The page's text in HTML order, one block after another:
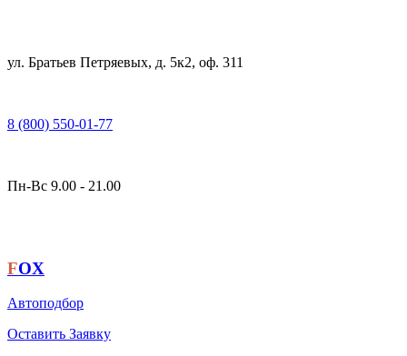
ул. Братьев Петряевых, д. 5к2, оф. 311
8 (800) 550-01-77
Пн-Вс 9.00 - 21.00
FOX
Автоподбор
Оставить Заявку